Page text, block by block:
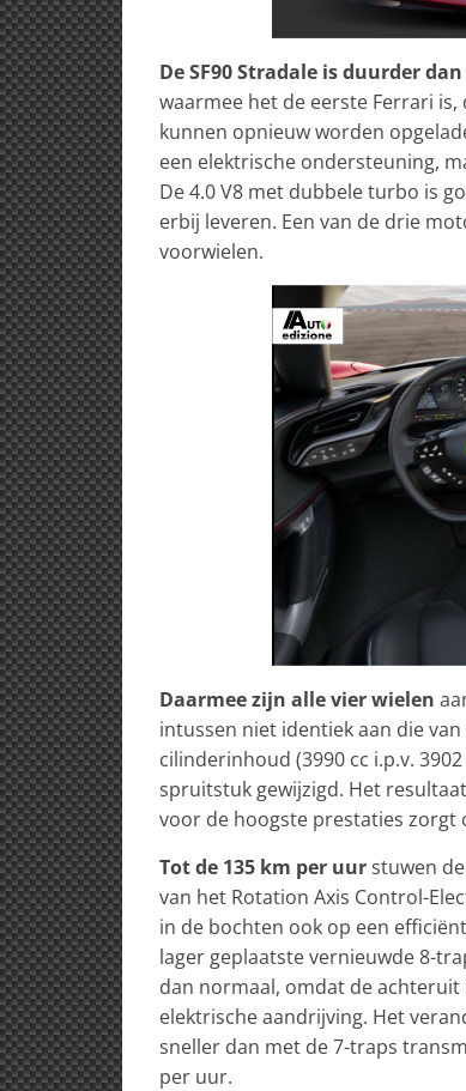
De SF90 Stradale is duurder dan
waarmee het de eerste Ferrari
kunnen opnieuw worden
een elektrische ondersteuning,
De 4.0 V8 met dubbele turbo is
erbij leveren. Een van de drie
voorwielen.
Daarmee zijn alle vier wielen
intussen niet identiek aan die
cilinderinhoud (3990 cc i.p.v.
spruitstuk gewijzigd. Het
voor de hoogste prestaties zorgt
Tot de 135 km per uurstuwen
van het Rotation Axis Control-
in de bochten ook op een
lager geplaatste vernieuwde 8-
dan normaal, omdat de
elektrische aandrijving. Het
sneller dan met de 7-traps
per uur.